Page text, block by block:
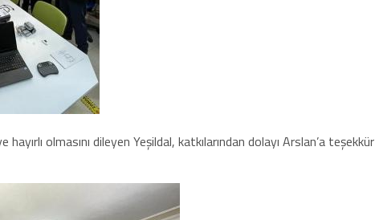
hayırlı olmasını dileyen Yeşildal, katkılarından dolayı Arslan’a teşekkür